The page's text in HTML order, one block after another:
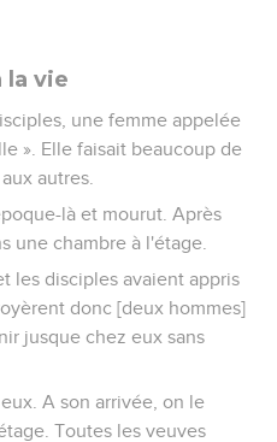
la vie
une femme appelée
». Elle faisait beaucoup de
autres.
là et mourut. Après
une chambre à l'étage.
les disciples avaient appris
donc [deux hommes]
jusque chez eux sans
A son arrivée, on le
Toutes les veuves